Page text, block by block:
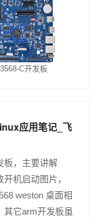
C开发板
应用笔记_飞
板，主要讲解
机启动图片，
weston 桌面相
其它arm开发板虽